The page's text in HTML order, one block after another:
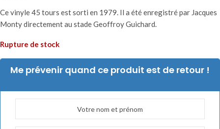
Ce vinyle 45 tours est sorti en 1979. Il a été enregistré par Jacques
Monty directement au stade Geoffroy Guichard.
Rupture de stock
Me prévenir quand ce produit est de retour !